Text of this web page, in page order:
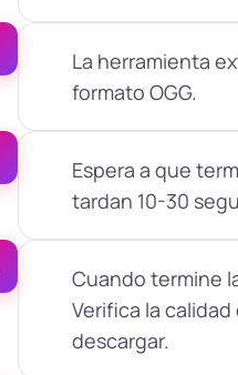
La herramienta
formato OGG.
Espera a que
tardan 10-30
Cuando termine
Verifica la
descargar.